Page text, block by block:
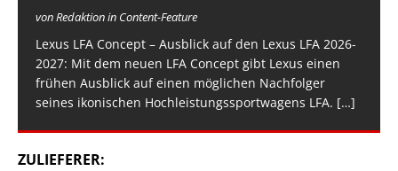
von Redaktion in Content-Feature
Lexus LFA Concept – Ausblick auf den Lexus LFA 2026-
2027: Mit dem neuen LFA Concept gibt Lexus einen
frühen Ausblick auf einen möglichen Nachfolger
seines ikonischen Hochleistungssportwagens LFA. […]
ZULIEFERER: